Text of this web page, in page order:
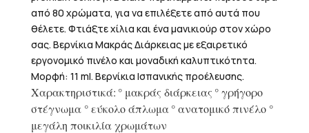
από 80 χρώματα, για να επιλέξετε από αυτά που
θέλετε. Φτιάξτε χίλια και ένα μανικιούρ στον χώρο
σας. Βερνίκια Μακράς Διάρκειας με εξαιρετικό
εργονομικό πινέλο και μοναδική καλυπτικότητα.
Μορφή: 11 ml. Βερνίκια Ισπανικής προέλευσης.
Χαρακτηριστικά: ° μακράς διάρκειας ° γρήγορο
στέγνωμα ° εύκολο άπλωμα ° ανατομικό πινέλο °
μεγάλη ποικιλία χρωμάτων